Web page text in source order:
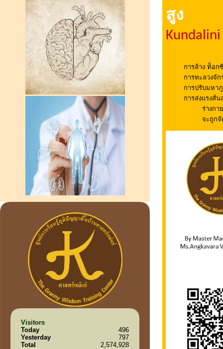
Visitors
Today
496
Yesterday
797
Total
2,574,928
สูง
Kundalini
การล้าง ท็อ
การทะลวงจั
การปรับมหา
การส่งแรงสั่
ร่างกา
จะถูกจั